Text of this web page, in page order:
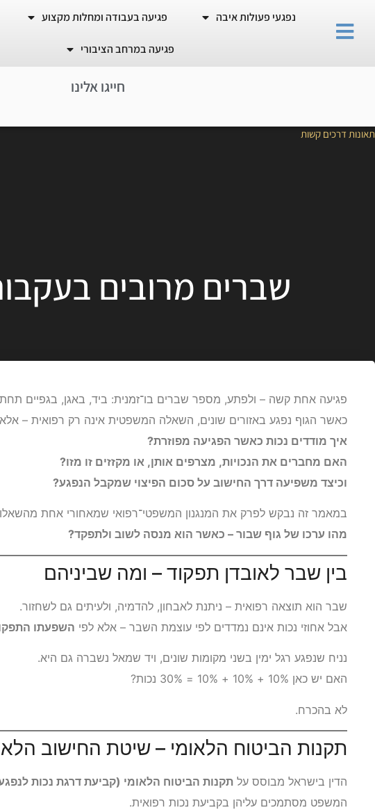
נפגעי פעולות איבה פגיעה בעבודה ומחלות מקצוע
פגיעה במרחב הציבורי
חייגו אלינו
תאונות דרכים קשות
שברים מרובים
פגיעה אחת קשה – ולפתע, מספר שברים בו־זמנית: ביד, באגן, בגפיים
כאשר הגוף נפגע באזורים שונים, השאלה המשפטית אינה רק רפואית – אלא
איך מודדים נכות כאשר הפגיעה מפוזרת?
האם מחברים את הנכויות, מצרפים אותן, או מקזזים זו מזו?
וכיצד משפיעה דרך החישוב על סכום הפיצוי שמקבל הנפגע?
במאמר זה נבקש לפרק את המנגנון המשפטי־רפואי שמאחורי אחת
מהו ערכו של גוף שבור – כאשר הוא מנסה לשוב ולתפקד?
בין שבר לאובדן תפקוד – ומה שביניהם
שבר הוא תוצאה רפואית – ניתנת לאבחון, להדמיה, ולעיתים גם לשחזור.
אבל אחוזי נכות אינם נמדדים לפי עוצמת השבר – אלא לפי השפעתו
נניח שנפגע רגל ימין בשני מקומות שונים, ויד שמאל נשברה גם היא.
האם יש כאן 10% + 10% + 10% = 30% נכות?
לא בהכרח.
תקנות הביטוח הלאומי – שיטת החישוב
הדין בישראל מבוסס על תקנות הביטוח הלאומי (קביעת דרגת נכות לנפגעי
המשפט מסתמכים עליהן בקביעת נכות רפואית.